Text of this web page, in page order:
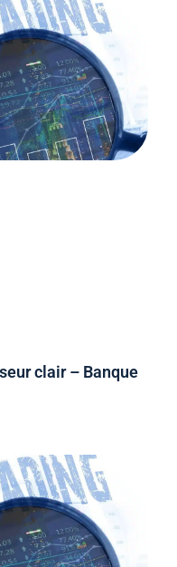
clair – Banque